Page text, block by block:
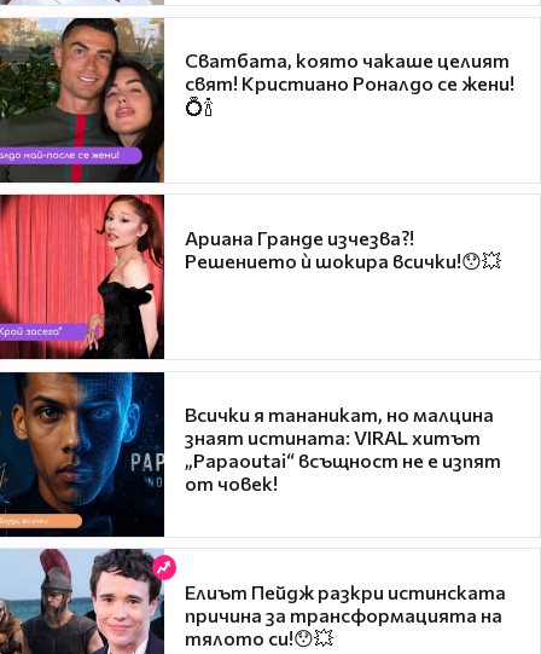
Сватбата, която чакаше целият
свят! Кристиано Роналдо се жени!
💍🍾
Ариана Гранде изчезва?!
Решението ѝ шокира всички!😯💥
Всички я тананикат, но малцина
знаят истината: VIRAL хитът
„Papaoutai“ всъщност не е изпят
от човек!
Елиът Пейдж разкри истинската
причина за трансформацията на
тялото си!😯💥